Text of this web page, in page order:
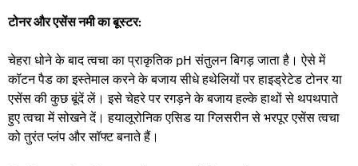
टोनर और एसेंस नमी का बूस्टर:
चेहरा धोने के बाद त्वचा का प्राकृतिक pH संतुलन बिगड़ जाता है। ऐसे में
कॉटन पैड का इस्तेमाल करने के बजाय सीधे हथेलियों पर हाइड्रेटेड टोनर या
एसेंस की कुछ बूंदें लें। इसे चेहरे पर रगड़ने के बजाय हल्के हाथों से थपथपाते
हुए त्वचा में सोखने दें। हयालूरोनिक एसिड या ग्लिसरीन से भरपूर एसेंस त्वचा
को तुरंत प्लंप और सॉफ्ट बनाते हैं।